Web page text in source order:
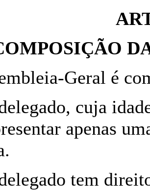
Geral é
cuja
apenas
tem